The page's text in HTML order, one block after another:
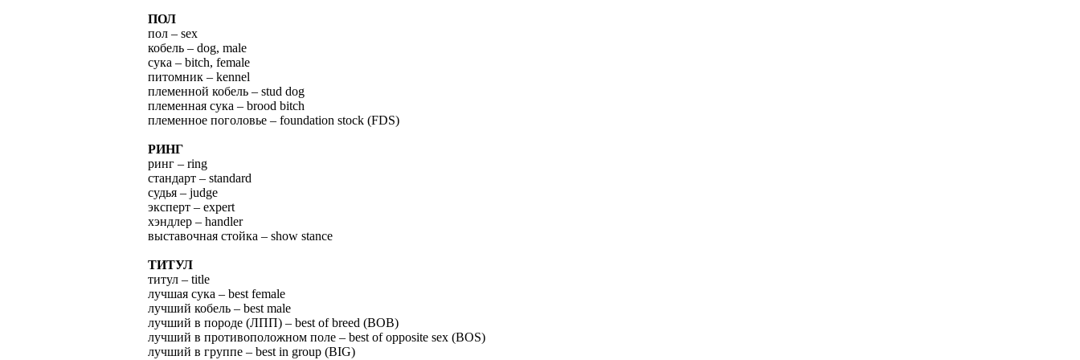
ПОЛ
пол – sex
кобель – dog, male
сука – bitch, female
питомник – kennel
племенной кобель – stud dog
племенная сука – brood bitch
племенное поголовье – foundation stock (FDS)
РИНГ
ринг – ring
стандарт – standard
судья – judge
эксперт – expert
хэндлер – handler
выставочная стойка – show stance
ТИТУЛ
титул – title
лучшая сука – best female
лучший кобель – best male
лучший в породе (ЛПП) – best of breed (ВОВ)
лучший в противоположном поле – best of opposite sex (BOS)
лучший в группе – best in group (BIG)